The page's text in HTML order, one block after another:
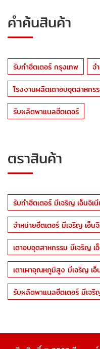
คำค้นสินค้า
รับทำฮีตเตอร์ กรุงเทพ
จ
โรงงานผลิตเตาอบอุตสาหกร
รับผลิตพาแนลฮีตเตอร์
ตราสินค้า
รับทำฮีตเตอร์ มีเจริญ เอ็นจิเ
จำหน่ายฮีตเตอร์ มีเจริญ เอ็น
เตาอบอุตสาหกรรม มีเจริญ เ
เตาเผาอุณหภูมิสูง มีเจริญ เอ็
รับผลิตพาแนลฮีตเตอร์ มีเจริ